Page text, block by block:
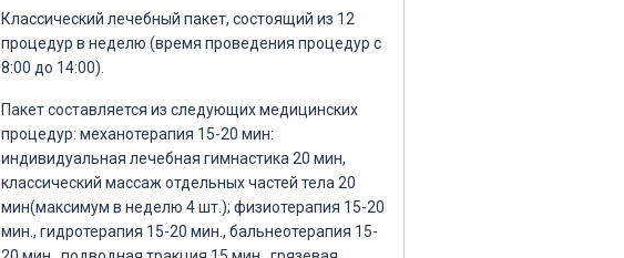
Классический лечебный пакет, состоящий из 12
процедур в неделю (время проведения процедур с
8:00 до 14:00).
Пакет составляется из следующих медицинских
процедур: механотерапия 15-20 мин:
индивидуальная лечебная гимнастика 20 мин,
классический массаж отдельных частей тела 20
мин(максимум в неделю 4 шт.); физиотерапия 15-20
мин., гидротерапия 15-20 мин., бальнеотерапия 15-